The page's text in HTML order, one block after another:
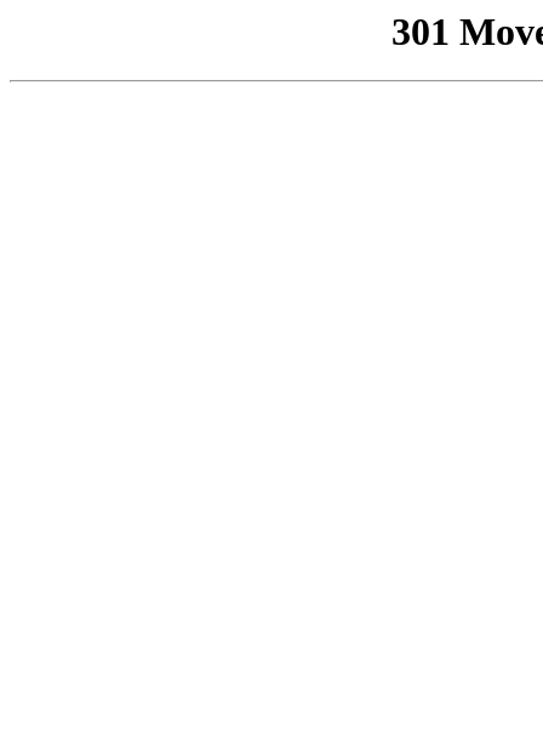
301